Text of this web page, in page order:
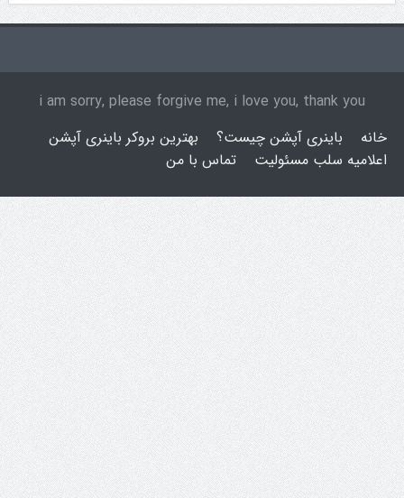
i am sorry, please forgive me, i love you, thank you
خانه
باینری آپشن چیست؟
بهترین بروکر باینری آپشن
اعلامیه سلب مسئولیت
تماس با من